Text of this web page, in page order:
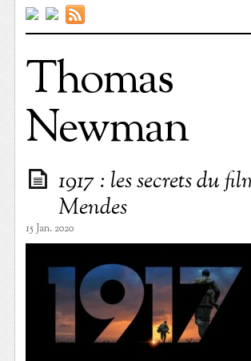
Thomas
Newman
1917 : les secrets du
Mendes
15 Jan. 2020